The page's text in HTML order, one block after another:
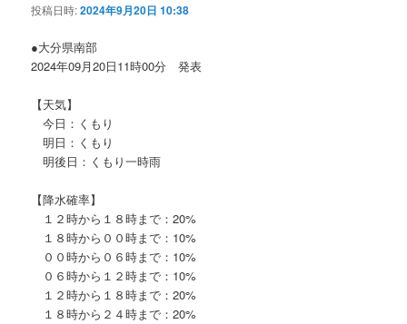
投稿日時:2024年9月20日 10:38
●大分県南部
2024年09月20日11時00分 発表
【天気】
今日：くもり
明日：くもり
明後日：くもり一時雨
【降水確率】
１２時から１８時まで：20%
１８時から００時まで：10%
００時から０６時まで：10%
０６時から１２時まで：10%
１２時から１８時まで：20%
１８時から２４時まで：20%